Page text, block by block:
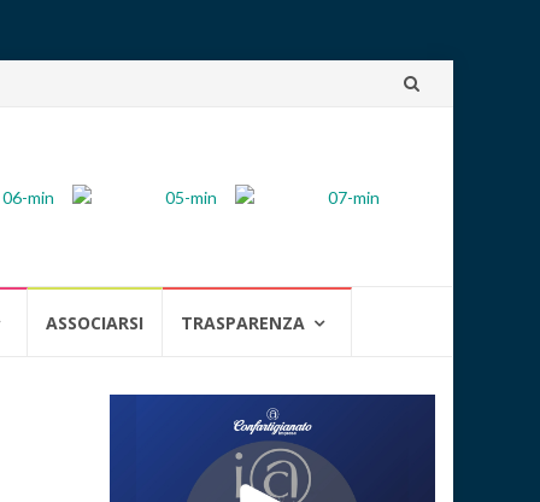
Skip
ASSOCIARSI TRASPARENZA